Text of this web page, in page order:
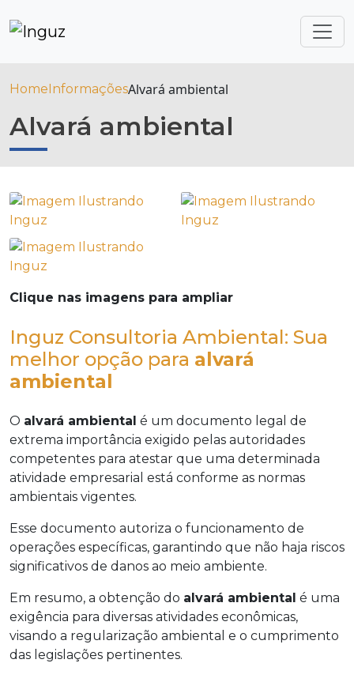
HomeInformaçõesAlvará ambiental
Alvará ambiental
Clique nas imagens para ampliar
Inguz Consultoria Ambiental: Sua
melhor opção para alvará
ambiental
O alvará ambiental é um documento legal de
extrema importância exigido pelas autoridades
competentes para atestar que uma determinada
atividade empresarial está conforme as normas
ambientais vigentes.
Esse documento autoriza o funcionamento de
operações específicas, garantindo que não haja riscos
significativos de danos ao meio ambiente.
Em resumo, a obtenção do alvará ambiental é uma
exigência para diversas atividades econômicas,
visando a regularização ambiental e o cumprimento
das legislações pertinentes.